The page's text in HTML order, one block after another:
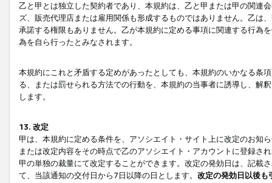
乙と甲とは独立した契約者であり、本規約は、乙と甲または甲の関連
ズ、販売代理店または雇用関係も形成するものではありません。乙は
承諾する権限もありません。乙が本規約に定める事項に関連する行為
為を自ら行ったとみなされます。
本規約にこれと矛盾する定めがあったとしても、本規約のいかなる条
る、または罰せられる方法での行動を、本規約の当事者に誘導し、解
します。
13. 改定
甲は、本規約に定める条件を、アソシエイト・サイト上に改定のお知
または改定内容をその時点で乙のアソシエイト・アカウントに登録さ
甲の単独の裁量にて改定することができます。改定の発効日は、記載
て、当該通知の交付日から7日以降の日とします。 改定の発効日以後も